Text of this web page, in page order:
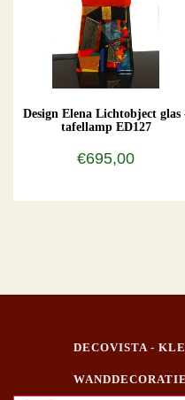
Design Elena Lichtobject glas
tafellamp ED127
€695,00
DECOVISTA -